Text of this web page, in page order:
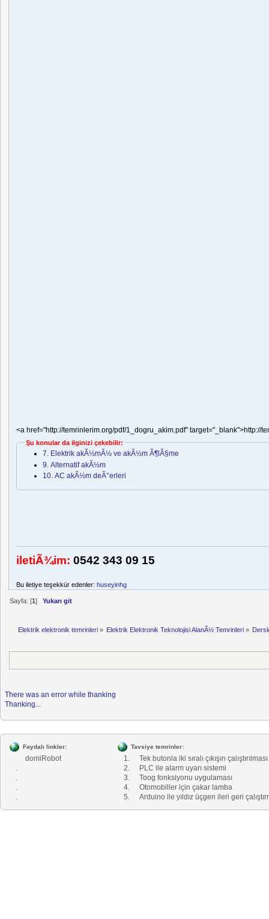
<a href="http://temrinlerim.org/pdf/1_dogru_akim.pdf" target="_blank">http://
Şu konular da ilginizi çekebilir:
7. Elektrik akÃ½mÃ½ ve akÃ½m Ã¶lÃ§me
9. Alternatif akÃ½m
10. AC akÃ½m deÃ°erleri
iletiÃ¾im: 0542 343 09 15
Bu iletiye teşekkür edenler: huseyinhg
Sayfa: [1] Yukarı git
Elektrik elektronik temrinleri» Elektrik Elektronik Teknolojisi AlanÃ½ Temrinleri »
There was an error while thanking
Thanking...
Faydalı linkler:
domiRobot
.
.
.
.
Tavsiye temrinler:
1.
Tek butonla iki sıralı çıkışın çalıştırılması
2.
PLC ile alarm uyarı sistemi
3.
Toog fonksiyonu uygulaması
4.
Otomobiller için çakar lamba
5.
Arduino ile yıldız üçgen ileri geri